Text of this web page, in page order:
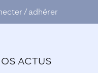
/ adhérer
ACTUS